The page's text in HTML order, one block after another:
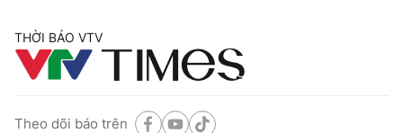
THỜI BÁO VTV
Theo dõi báo trên